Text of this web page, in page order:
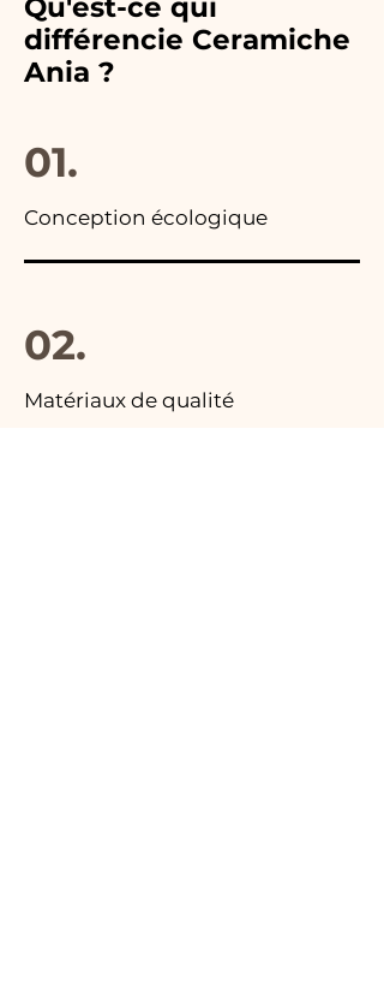
remplacerons
immédiatement !
toutes les publicités de nos
articles, vous trouverez la
photo du colis final.
Qu'est-ce qui
différencie Ceramiche
Ania ?
01.
Conception écologique
02.
Matériaux de qualité